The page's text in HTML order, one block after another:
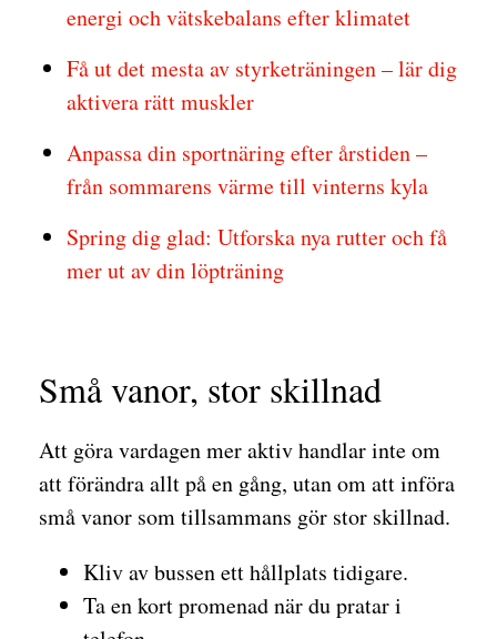
energi och vätskebalans efter klimatet
Få ut det mesta av styrketräningen – lär dig
aktivera rätt muskler
Anpassa din sportnäring efter årstiden –
från sommarens värme till vinterns kyla
Spring dig glad: Utforska nya rutter och få
mer ut av din löpträning
Små vanor, stor skillnad
Att göra vardagen mer aktiv handlar inte om
att förändra allt på en gång, utan om att införa
små vanor som tillsammans gör stor skillnad.
Kliv av bussen ett hållplats tidigare.
Ta en kort promenad när du pratar i